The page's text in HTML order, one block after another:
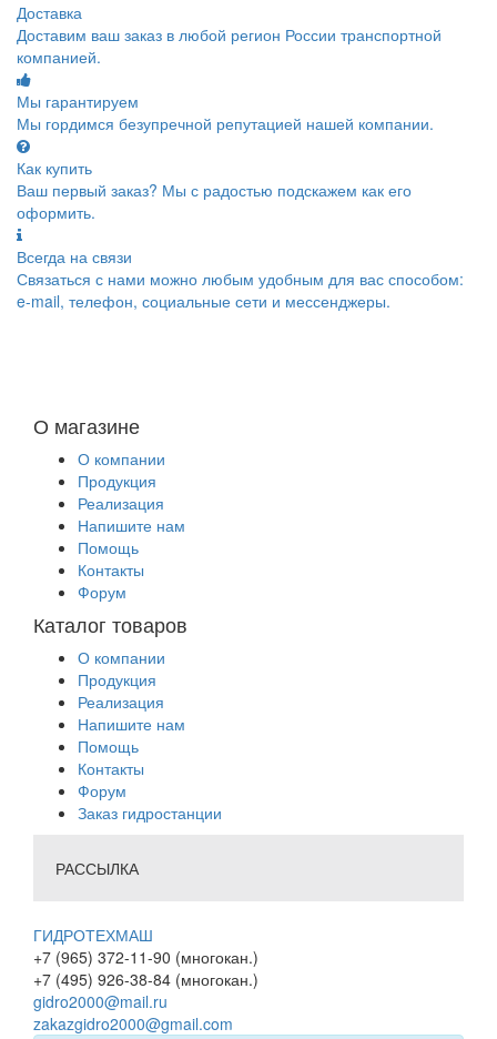
Доставка
Доставим ваш заказ в любой регион России транспортной
компанией.
Мы гарантируем
Мы гордимся безупречной репутацией нашей компании.
Как купить
Ваш первый заказ? Мы с радостью подскажем как его
оформить.
Всегда на связи
Связаться с нами можно любым удобным для вас способом:
e-mail, телефон, социальные сети и мессенджеры.
О магазине
О компании
Продукция
Реализация
Напишите нам
Помощь
Контакты
Форум
Каталог товаров
О компании
Продукция
Реализация
Напишите нам
Помощь
Контакты
Форум
Заказ гидростанции
РАССЫЛКА
ГИДРОТЕХМАШ
+7 (965) 372-11-90 (многокан.)
+7 (495) 926-38-84 (многокан.)
gidro2000@mail.ru
zakazgidro2000@gmail.com